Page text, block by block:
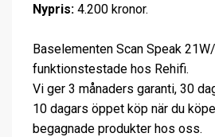
Nypris: 4.200 kronor.
Baselementen Scan Speak
funktionstestade hos Rehifi.
Vi ger 3 månaders garanti, 30
10 dagars öppet köp när du
begagnade produkter hos oss.